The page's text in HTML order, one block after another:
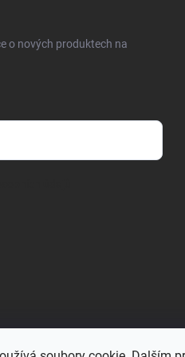
o nových produktech na